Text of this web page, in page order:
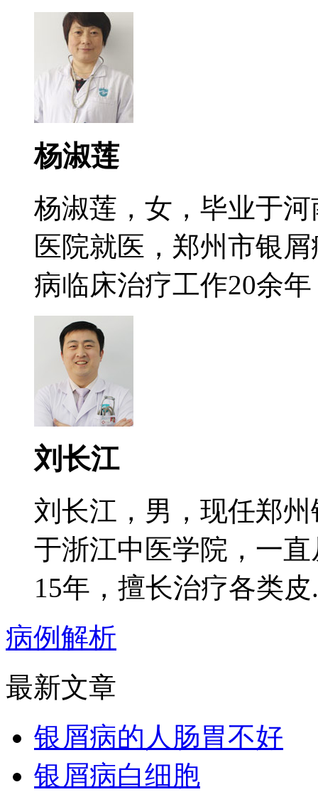
杨淑莲
杨淑莲，女，毕业于
医院就医，郑州市银
病临床治疗工作20余
刘长江
刘长江，男，现任郑
于浙江中医学院，一
15年，擅长治疗各类皮
病例解析
最新文章
银屑病的人肠胃不好
银屑病白细胞